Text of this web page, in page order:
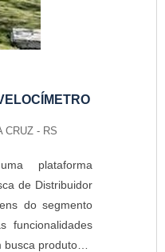
CRUZ - RS
plataforma
de Distribuidor
do segmento
funcionalidades
produtos e